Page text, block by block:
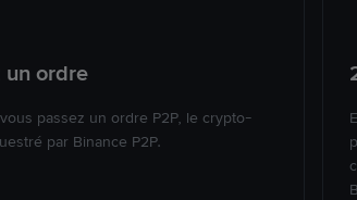
un ordre
passez un ordre P2P, le crypto-
par Binance P2P.